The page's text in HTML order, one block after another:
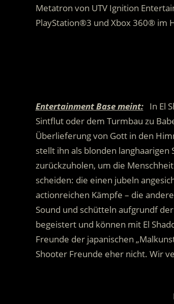
Metatron von UTV Ignition
PlayStation®3 und Xbox 360® im
Entertainment Base meint:In El
Sintflut oder dem Turmbau zu
Überlieferung von Gott in den
stellt ihn als blonden langhaarigen
zurückzuholen, um die
scheiden: die einen jubeln
actionreichen Kämpfe – die
Sound und schütteln aufgrundf
begeistert und können mit El
Freunde der japanischen
Shooter Freunde eher nicht. Wir